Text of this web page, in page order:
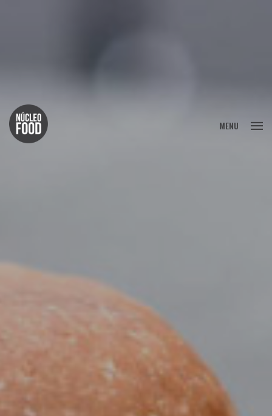
FECHAR
MENU